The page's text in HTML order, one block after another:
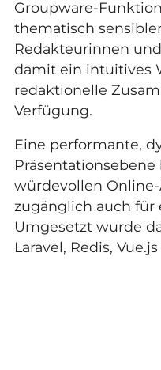
Groupware-
thematisch
Redakteurinnen
damit ein intuitives
redaktionelle
Verfügung.
Eine performante,
würdevollen
zugänglich auch für
Umgesetzt wurde
Laravel, Redis,